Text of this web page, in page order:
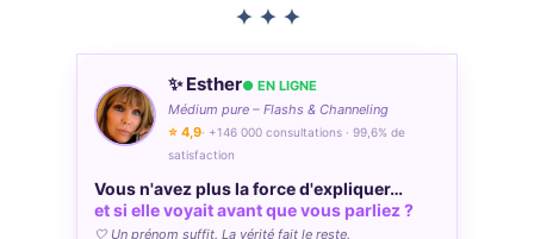
✦ ✦ ✦
✨ Esther● EN LIGNE
Médium pure – Flashs & Channeling
⭐ 4,9· +146 000 consultations · 99,6% de
satisfaction
Vous n'avez plus la force d'expliquer…
et si elle voyait avant que vous parliez ?
🤍 Un prénom suffit. La vérité fait le reste.